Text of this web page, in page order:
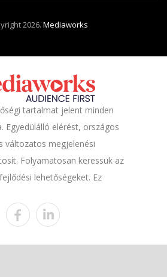
2026.Mediaworks
tartalmat jelent minden
Egyedülálló elérést, országos
változatos megjelenési
Folyamatosan keressük az
lehetőségeket. Ez